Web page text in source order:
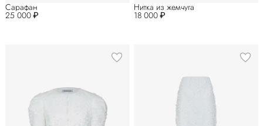
25 000 ₽
Сарафан
18 000 ₽
Нитка из жемчуга